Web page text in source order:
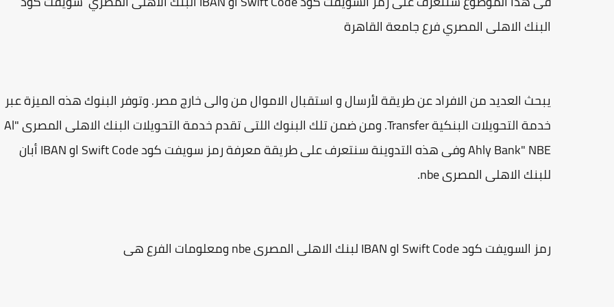
البنك الاهلى المصري فرع جامعة القاهرة
يبحث العديد من الافراد عن طريقة لأرسال و استقبال الاموال من والى خارج مصر. وتوفر البنوك هذه الميزة عبر
خدمة التحويلات البنكية Transfer. ومن ضمن تلك البنوك اللتى تقدم خدمة التحويلات البنك الاهلى المصرى "Al
Ahly Bank" NBE وفى هذه التدوينة سنتعرف على طريقة معرفة رمز سويفت كود Swift Code او IBAN أبان
للبنك الاهلى المصرى nbe.
رمز السويفت كود Swift Code او IBAN لبنك الاهلى المصرى nbe ومعلومات الفرع هى